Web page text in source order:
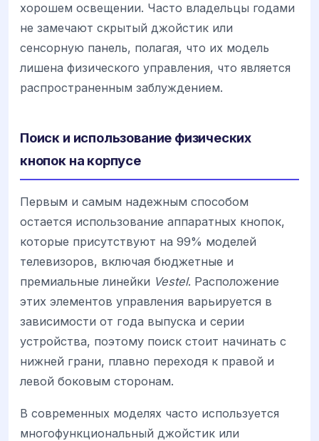
хорошем освещении. Часто владельцы годами
не замечают скрытый джойстик или
сенсорную панель, полагая, что их модель
лишена физического управления, что является
распространенным заблуждением.
Поиск и использование физических
кнопок на корпусе
Первым и самым надежным способом
остается использование аппаратных кнопок,
которые присутствуют на 99% моделей
телевизоров, включая бюджетные и
премиальные линейки Vestel. Расположение
этих элементов управления варьируется в
зависимости от года выпуска и серии
устройства, поэтому поиск стоит начинать с
нижней грани, плавно переходя к правой и
левой боковым сторонам.
В современных моделях часто используется
многофункциональный джойстик или